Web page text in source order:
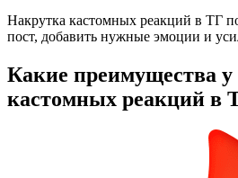
Накрутка кастомных реакций в ТГ
пост, добавить нужные эмоции и
Какие преимущества
кастомных реакций в